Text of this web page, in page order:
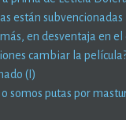
están subvencionadas
en desventaja en
cambiar la
(I)
somos putas por